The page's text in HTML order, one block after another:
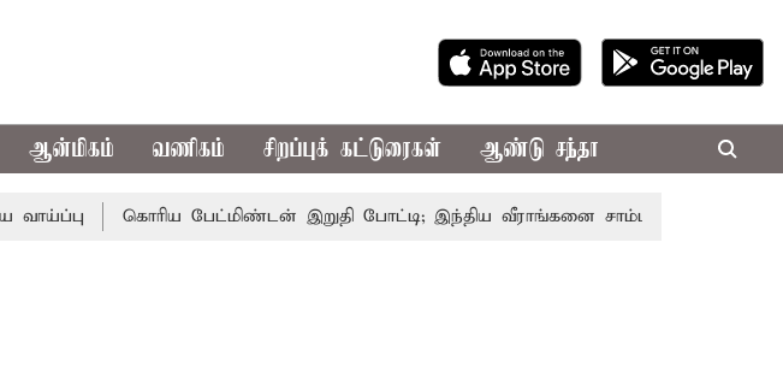
ஆன்மிகம் வணிகம் சிறப்புக் கட்டுரைகள் ஆண்டு சந்தா
கொரிய பேட்மிண்டன் இறுதி போட்டி; இந்திய வீராங்கனை சாம்பியன் பட்டம் வென்றார்